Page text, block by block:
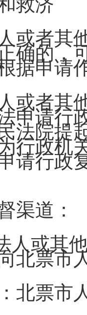
救济
或者其
确的，
据申请
或者其
申请行
法院提
行政机
请行政
渠道：
人或其
北票市
北票市